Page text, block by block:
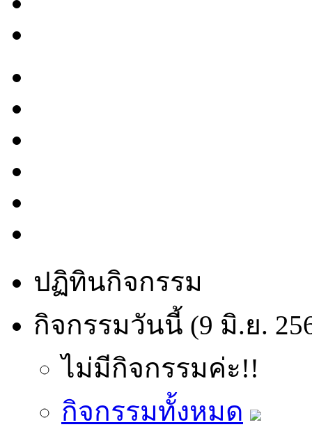
ปฏิทินกิจกรรม
กิจกรรมวันนี้ (9 มิ.ย.
ไม่มีกิจกรรมค่ะ!!
กิจกรรมทั้งหมด